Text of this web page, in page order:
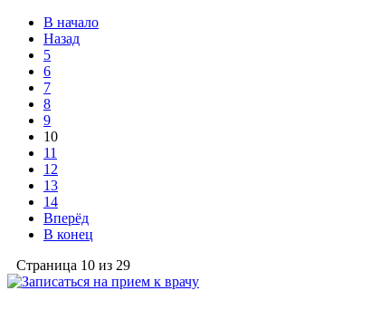
В начало
Назад
5
6
7
8
9
10
11
12
13
14
Вперёд
В конец
Страница 10 из 29